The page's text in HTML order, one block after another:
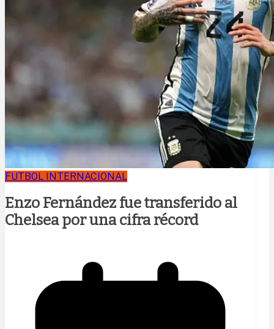
FUTBOL INTERNACIONAL
Enzo Fernández fue transferido al
Chelsea por una cifra récord